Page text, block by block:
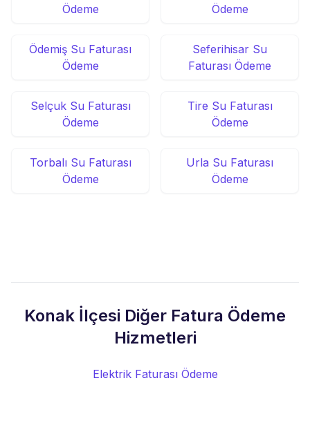
Ödeme
Ödeme
Ödemiş Su Faturası
Ödeme
Seferihisar Su
Faturası Ödeme
Selçuk Su Faturası
Ödeme
Tire Su Faturası
Ödeme
Torbalı Su Faturası
Ödeme
Urla Su Faturası
Ödeme
Konak İlçesi Diğer Fatura Ödeme
Hizmetleri
Elektrik Faturası Ödeme